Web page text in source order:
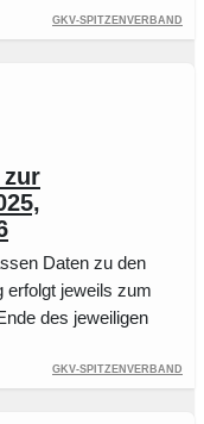
GKV-Spitzenverband
Daten zu den
erfolgt jeweils zum
des jeweiligen
GKV-Spitzenverband